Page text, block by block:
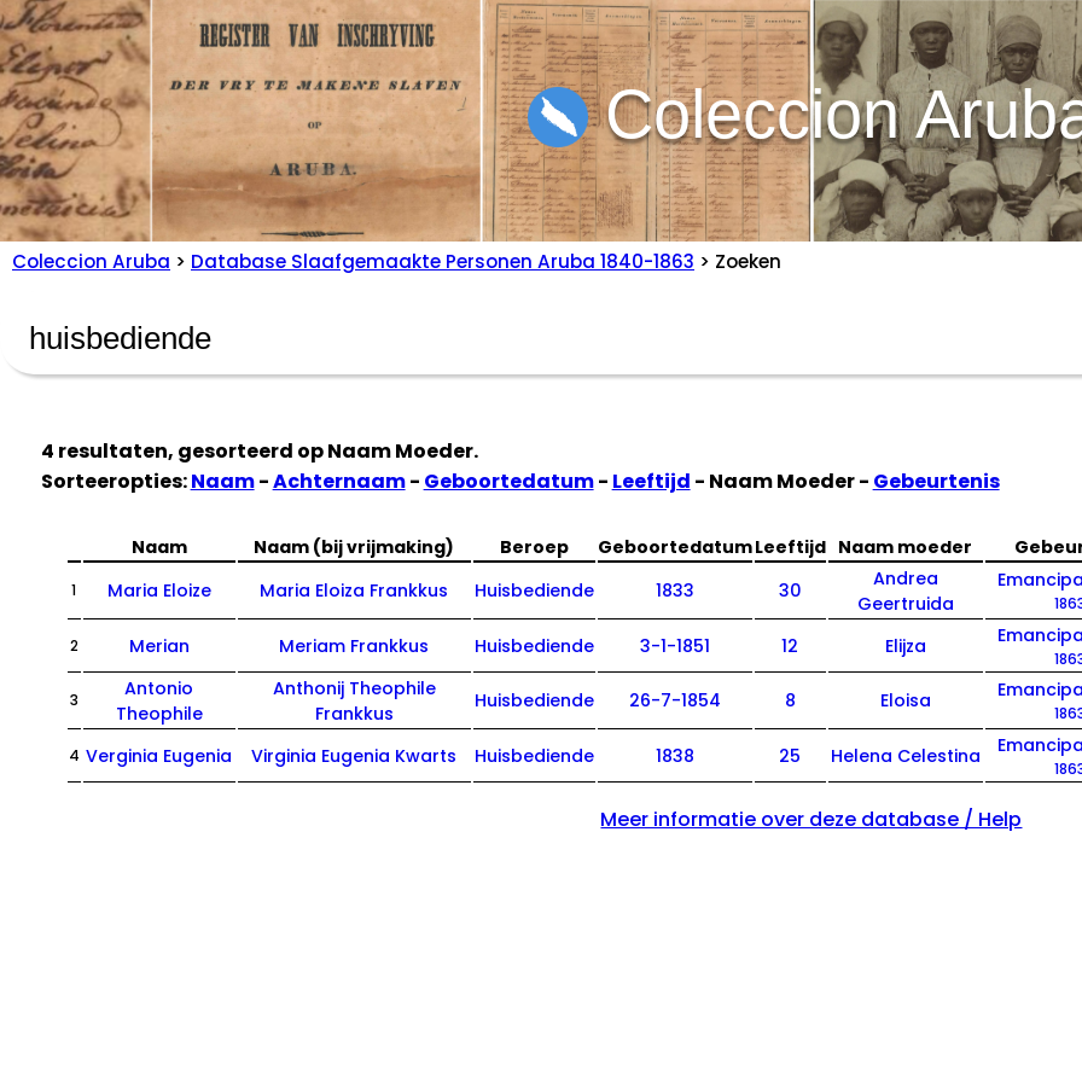
Coleccion
Coleccion Aruba > Database Slaafgemaakte Personen Aruba 1840-1863 > Zoeken
4 resultaten, gesorteerd opNaam Moeder.
Sorteeropties:Naam-Achternaam- Geboortedatum- Leeftijd - Naam Moeder - Gebeurtenis
Naam Naam (bij vrijmaking) Beroep GeboortedatumLeeftijd Naam moeder
1 Maria Eloize Maria Eloiza Frankkus Huisbediende 1833 30
Andrea
Geertruida
2 Merian Meriam Frankkus Huisbediende 3-1-1851 12 Elijza
3
Antonio
Theophile
Anthonij Theophile
Frankkus
Huisbediende 26-7-1854 8 Eloisa
4 Verginia Eugenia Virginia Eugenia Kwarts Huisbediende 1838 25 Helena Celestina
Meer informatie over deze database / Help